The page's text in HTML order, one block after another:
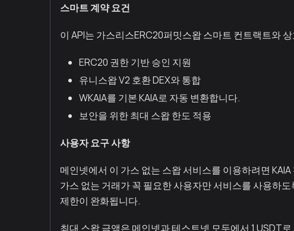
스마트 계약 요건
이 API는 가스리스ERC20퍼밋스왑 스마트 컨트랙트와
ERC20 권한 기반 승인 지원
유니스왑 V2 호환 DEX와 통합
WKAIA를 기본 KAIA로 자동 변환합니다.
보안을 위한 최대 스왑 한도 적용
사용자 요구 사항
메인넷에서 이 가스 없는 스왑 서비스를 이용하려면
가스 없는 거래가 꼭 필요한 사용자만 서비스를 사용하
제한이 완화됩니다.
최대 스왑 금액은 메인넷과 테스트넷 모두에서 1 USDT